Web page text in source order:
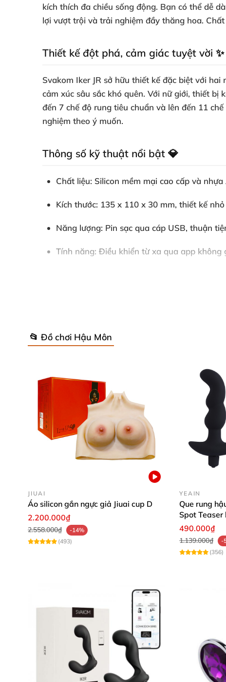
kích thích đa chiều sống động. Bạn có thể dễ
lợi vượt trội và trải nghiệm đầy thăng hoa.
Thiết kế đột phá, cảm giác tuyệt vời ✨
Svakom Iker JR sở hữu thiết kế đặc biệt với
cảm xúc sâu sắc khó quên. Với nữ giới, thiết bị
đến 7 chế độ rung tiêu chuẩn và lên đến 11
nghiệm theo ý muốn.
Thông số kỹ thuật nổi bật 💎
Chất liệu: Silicon mềm mại cao cấp và
Kích thước: 135 x 110 x 30 mm, thiết kế
Năng lượng: Pin sạc qua cáp USB, thuận
Tính năng: Điều khiển từ xa qua app không
Máy massage, cáp
Trước khi dùng, bạn nên vệ sinh máy sạch sẽ
nghiệm đa dạng chế độ rung, hoặc sử dụng
độ rung phù hợp. Kết hợp sử dụng gel bôi trơn
📂 Đồ chơi Hậu Môn
JIUAI
Áo silicon gắn ngực giả Jiuai cup D
2.200.000₫
2.558.000₫
-14%
(493)
YEAIN
Que rung
Spot Teaser
phấn
490.000₫
1.139.000₫
-
(356)